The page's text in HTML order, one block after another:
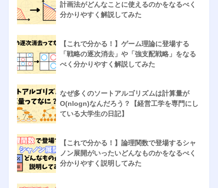
計画法がどんなことに使えるのかをなるべく
分かりやすく解説してみた
【これで分かる！】ゲーム理論に登場する
「戦略の逐次消去」や「強支配戦略」をなる
べく分かりやすく解説してみた
なぜ多くのソートアルゴリズムは計算量が
O(nlogn)なんだろう？【経営工学を専門にし
ている大学生の日記】
【これで分かる！】論理関数で登場するシャ
ノン展開がいったいどんなものかをなるべく
分かりやすく説明してみた